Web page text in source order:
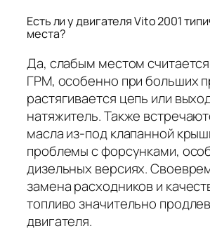
Есть ли у двигателя Vito 2001
места?
Да, слабым местом
ГРМ, особенно при больших
растягивается цепь или
натяжитель. Также
масла из-под клапанной
проблемы с форсунками,
дизельных версиях.
замена расходников и
топливо значительно
двигателя.